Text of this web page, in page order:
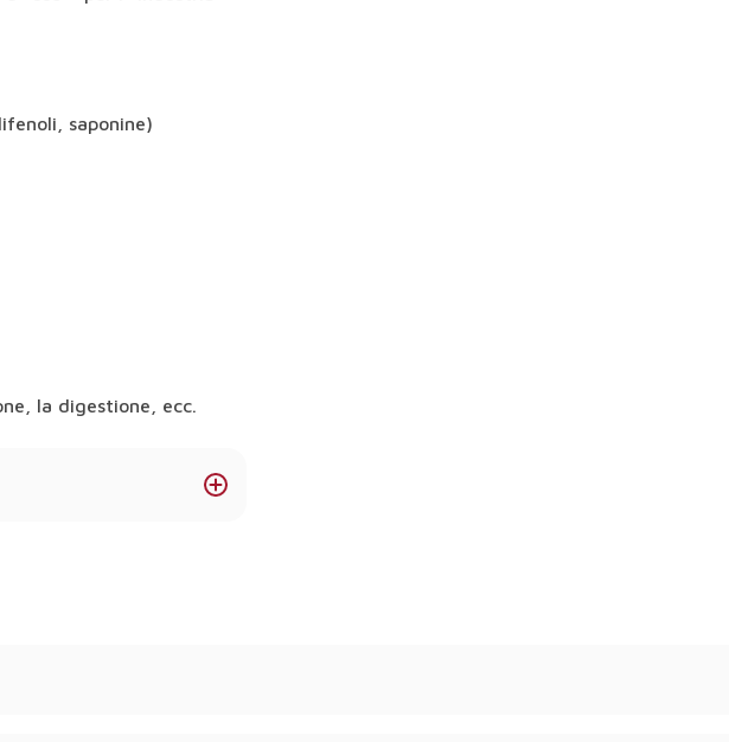
saponine)
la digestione, ecc.
- a seconda del